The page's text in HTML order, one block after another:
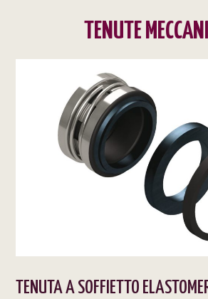
TENUTE
TENUTA A SOFFIETTO